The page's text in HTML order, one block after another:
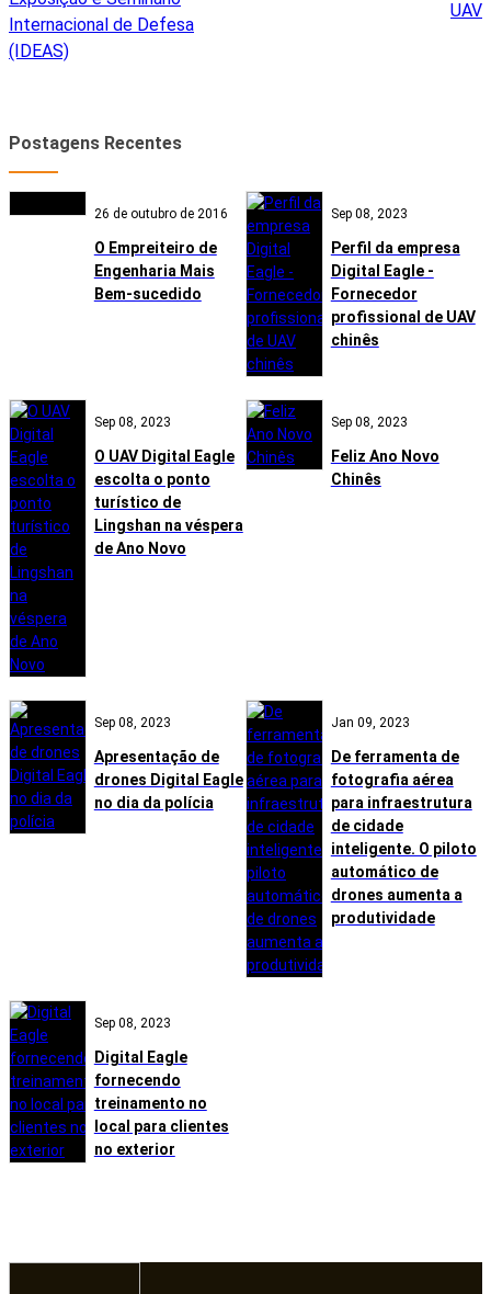
Internacional de Defesa
(IDEAS)
UAV
Postagens Recentes
26 de outubro de 2016
O Empreiteiro de
Engenharia Mais
Bem-sucedido
Sep 08, 2023
Perfil da empresa
Digital Eagle -
Fornecedor
profissional de UAV
chinês
Sep 08, 2023
O UAV Digital Eagle
escolta o ponto
turístico de
Lingshan na véspera
de Ano Novo
Sep 08, 2023
Feliz Ano Novo
Chinês
Sep 08, 2023
Apresentação de
drones Digital Eagle
no dia da polícia
Jan 09, 2023
De ferramenta de
fotografia aérea
para infraestrutura
de cidade
inteligente. O piloto
automático de
drones aumenta a
produtividade
Sep 08, 2023
Digital Eagle
fornecendo
treinamento no
local para clientes
no exterior